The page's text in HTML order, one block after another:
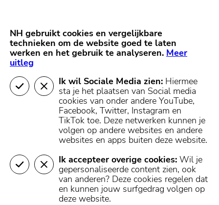
Mijn regio
NH gebruikt cookies en vergelijkbare
technieken om de website goed te laten
werken en het gebruik te analyseren. Meer
uitleg
Ik wil Sociale Media zien: Hiermee
sta je het plaatsen van Social media
cookies van onder andere YouTube,
Facebook, Twitter, Instagram en
TikTok toe. Deze netwerken kunnen je
volgen op andere websites en andere
websites en apps buiten deze website.
Ik accepteer overige cookies: Wil je
gepersonaliseerde content zien, ook
van anderen? Deze cookies regelen dat
en kunnen jouw surfgedrag volgen op
deze website.